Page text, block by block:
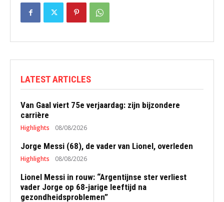
LATEST ARTICLES
Van Gaal viert 75e verjaardag: zijn bijzondere
carrière
Highlights 08/08/2026
Jorge Messi (68), de vader van Lionel, overleden
Highlights 08/08/2026
Lionel Messi in rouw: “Argentijnse ster verliest
vader Jorge op 68-jarige leeftijd na
gezondheidsproblemen”